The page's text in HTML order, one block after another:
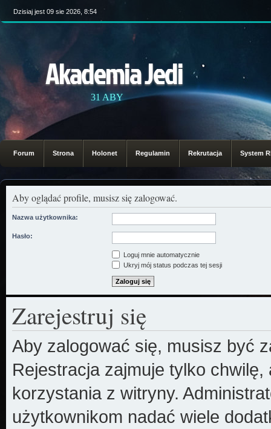
Dzisiaj jest 09 sie 2026, 8:54
Akademia Jedi
31 ABY
Forum Strona Holonet Regulamin Rekrutacja System
Aby oglądać profile, musisz się zalogować.
Nazwa użytkownika:
Hasło:
Loguj mnie automatycznie
Ukryj mój status podczas tej sesji
Zarejestruj się
Aby zalogować się, musisz być
Rejestracja zajmuje tylko
korzystania z witryny.
użytkownikom nadać wiele